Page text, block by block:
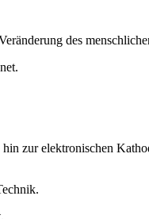
des
zur elektronischen